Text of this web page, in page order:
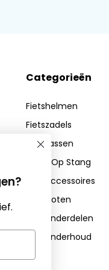
Categorieën
Fietshelmen
Fietszadels
Fietstassen
Zadel Op Stang
Fietsaccessoires
Fietssloten
Fietsonderdelen
Fietsonderhoud